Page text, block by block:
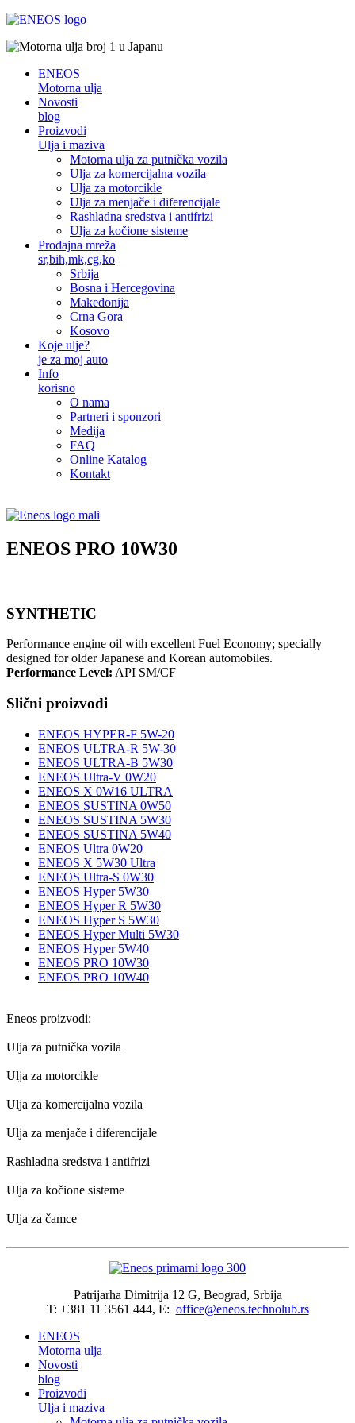
ENEOS
Motorna ulja
Novosti
blog
Proizvodi
Ulja i maziva
Motorna ulja za putnička vozila
Ulja za komercijalna vozila
Ulja za motorcikle
Ulja za menjače i diferencijale
Rashladna sredstva i antifrizi
Ulja za kočione sisteme
Prodajna mreža
sr,bih,mk,cg,ko
Srbija
Bosna i Hercegovina
Makedonija
Crna Gora
Kosovo
Koje ulje?
je za moj auto
Info
korisno
O nama
Partneri i sponzori
Medija
FAQ
Online Katalog
Kontakt
ENEOS PRO 10W30
SYNTHETIC
Performance engine oil with excellent Fuel Economy; specially
designed for older Japanese and Korean automobiles.
Performance Level: API SM/CF
Slični proizvodi
ENEOS HYPER-F 5W-20
ENEOS ULTRA-R 5W-30
ENEOS ULTRA-B 5W30
ENEOS Ultra-V 0W20
ENEOS X 0W16 ULTRA
ENEOS SUSTINA 0W50
ENEOS SUSTINA 5W30
ENEOS SUSTINA 5W40
ENEOS Ultra 0W20
ENEOS X 5W30 Ultra
ENEOS Ultra-S 0W30
ENEOS Hyper 5W30
ENEOS Hyper R 5W30
ENEOS Hyper S 5W30
ENEOS Hyper Multi 5W30
ENEOS Hyper 5W40
ENEOS PRO 10W30
ENEOS PRO 10W40
Eneos proizvodi:
Ulja za putnička vozila
Ulja za motorcikle
Ulja za komercijalna vozila
Ulja za menjače i diferencijale
Rashladna sredstva i antifrizi
Ulja za kočione sisteme
Ulja za čamce
Patrijarha Dimitrija 12 G, Beograd, Srbija
T: +381 11 3561 444, E: office@eneos.technolub.rs
ENEOS
Motorna ulja
Novosti
blog
Proizvodi
Ulja i maziva